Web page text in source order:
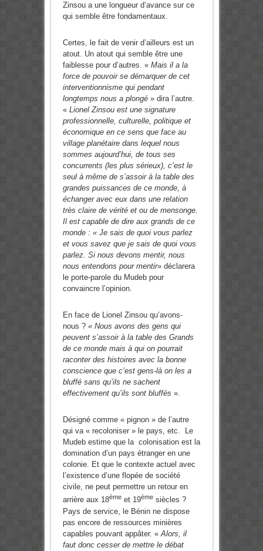
Zinsou a une longueur d’avance sur ce
qui semble être fondamentaux.
Certes, le fait de venir d’ailleurs est un
atout. Un atout qui semble être une
faiblesse pour d’autres. « Mais il a la
force de pouvoir se démarquer de cet
interventionnisme qui pendant
longtemps nous a plongé» dira l’autre.
« Lionel Zinsou est une signature
professionnelle, culturelle, politique et
économique en ce sens que face au
village planétaire dans lequel nous
sommes aujourd’hui, de tous ses
concurrents (les plus sérieux), c’est le
seul à même de s’assoir à la table des
grandes puissances de ce monde, à
échanger avec eux dans une relation
très claire de vérité et ou de mensonge.
Il est capable de dire aux grands de ce
monde : « Je sais de quoi vous parlez
et vous savez que je sais de quoi vous
parlez. Si nous devons mentir, nous
nous entendons pour mentir» déclarera
le porte-parole du Mudeb pour
convaincre l’opinion.
En face de Lionel Zinsou qu’avons-
nous ? « Nous avons des gens qui
peuvent s’assoir à la table des Grands
de ce monde mais à qui on pourrait
raconter des histoires avec la bonne
conscience que c’est gens-là on les a
bluffé sans qu’ils ne sachent
effectivement qu’ils sont bluffés ».
Désigné comme « pignon » de l’autre
qui va « recoloniser » le pays, etc. Le
Mudeb estime que la colonisation est la
domination d’un pays étranger en une
colonie. Et que le contexte actuel avec
l’existence d’une flopée de société
civile, ne peut permettre un retour en
arrière aux 18èmeet 19èmesiècles ?
Pays de service, le Bénin ne dispose
pas encore de ressources minières
capables pouvant appâter. « Alors, il
faut donc cesser de mettre le débat